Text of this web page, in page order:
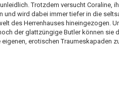
Trotzdem versucht Coraline,
und wird dabei immer tiefer in die
des Herrenhauses hineingezogen.
der glattzüngige Butler können sie
eigenen, erotischen Traumeskapaden